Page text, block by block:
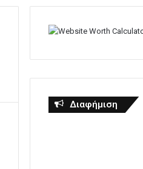
Διαφήμιση